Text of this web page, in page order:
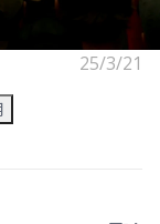
25/3/21